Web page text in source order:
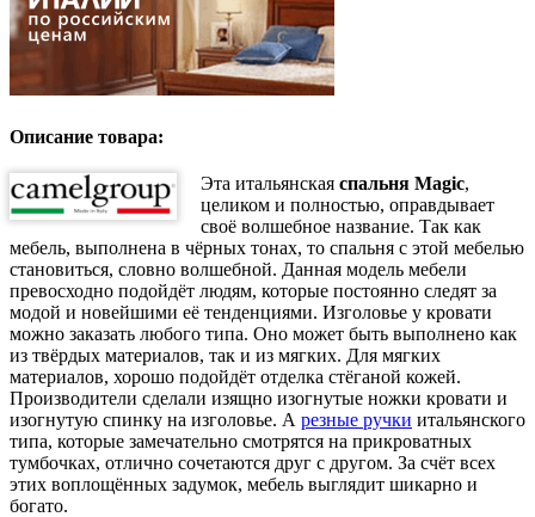
Описание товара:
Эта итальянская спальня Magic,
целиком и полностью, оправдывает
своё волшебное название. Так как
мебель, выполнена в чёрных тонах, то спальня с этой мебелью
становиться, словно волшебной. Данная модель мебели
превосходно подойдёт людям, которые постоянно следят за
модой и новейшими её тенденциями. Изголовье у кровати
можно заказать любого типа. Оно может быть выполнено как
из твёрдых материалов, так и из мягких. Для мягких
материалов, хорошо подойдёт отделка стёганой кожей.
Производители сделали изящно изогнутые ножки кровати и
изогнутую спинку на изголовье. А резные ручки итальянского
типа, которые замечательно смотрятся на прикроватных
тумбочках, отлично сочетаются друг с другом. За счёт всех
этих воплощённых задумок, мебель выглядит шикарно и
богато.